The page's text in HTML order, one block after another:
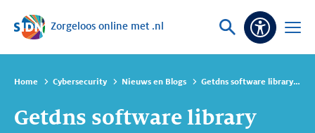
Sla navigatie over
Zorgeloos online met .nl
Vraag
Open
Home Cybersecurity Nieuws en Blogs Getdns software library genomineerd voor ISOC.nl Innovatie Award
Getdns software library